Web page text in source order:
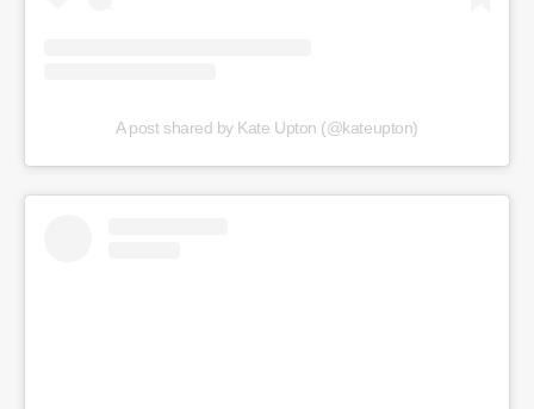
A post shared by Kate Upton (@kateupton)